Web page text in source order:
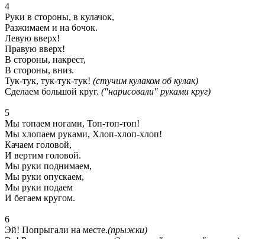
4
Руки в стороны, в кулачок,
Разжимаем и на бочок.
Левую вверх!
Правую вверх!
В стороны, накрест,
В стороны, вниз.
Тук-тук, тук-тук-тук! (стучим кулаком об кулак)
Сделаем большой круг. ("нарисовали" руками круг)
5
Мы топаем ногами, Топ-топ-топ!
Мы хлопаем руками, Хлоп-хлоп-хлоп!
Качаем головой,
И вертим головой.
Мы руки поднимаем,
Мы руки опускаем,
Мы руки подаем
И бегаем кругом.
6
Эй! Попрыгали на месте.(прыжки)